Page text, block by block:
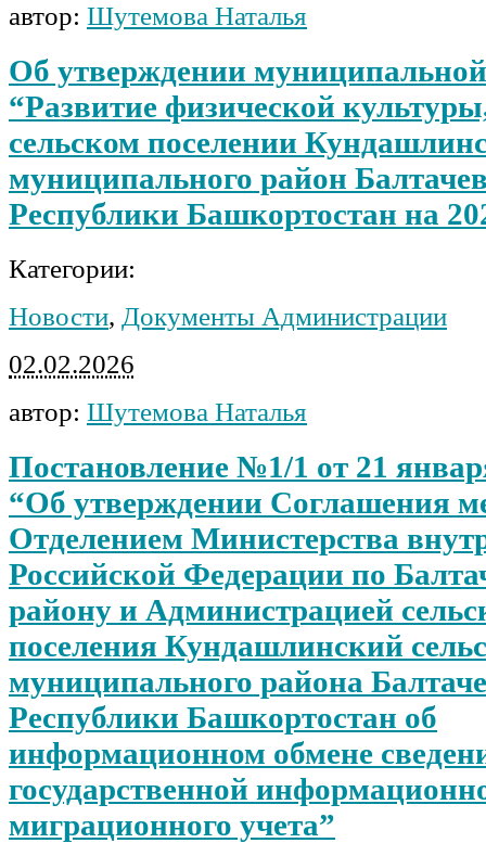
автор: Шутемова Наталья
Об утверждении
“Развитие физической
сельском поселении
муниципального район
Республики Башкортостан на
Категории:
Новости, Документы Администрации
02.02.2026
автор: Шутемова Наталья
Постановление №1/1 от 21
“Об утверждении Соглашения
Отделением Министерства
Российской Федерации по
району и Администрацией
поселения Кундашлинский
муниципального района
Республики Башкортостан об
информационном обмене
государственной
миграционного учета”